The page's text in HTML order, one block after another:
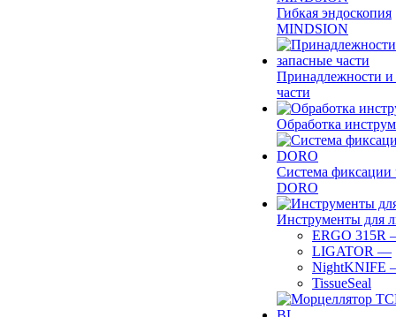
Гибкая эндоскопия
MINDSION
Принадлежности и
части
Обработка
Система фиксации
DORO
Инструменты для
ERGO 315R
LIGATOR —
NightKNIFE
TissueSeal